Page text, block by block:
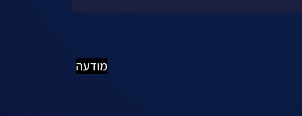
מודעה